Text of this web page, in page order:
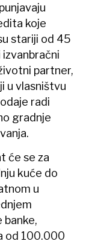
koje
stariji od 45
partner,
u vlasništvu
radi
gradnje
će se za
kuće do
u
banke,
od 100.000